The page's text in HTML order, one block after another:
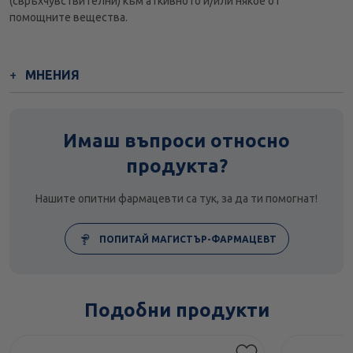
помощните вещества.
МНЕНИЯ
Имаш въпроси относно
продукта?
Нашите опитни фармацевти са тук, за да ти помогнат!
ПОПИТАЙ МАГИСТЪР-ФАРМАЦЕВТ
Подобни продукти